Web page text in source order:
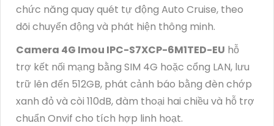
chức năng quay quét tự động Auto Cruise, theo
dõi chuyển động và phát hiện thông minh.
Camera 4G Imou IPC-S7XCP-6M1TED-EU hỗ
trợ kết nối mạng bằng SIM 4G hoặc cổng LAN, lưu
trữ lên đến 512GB, phát cảnh báo bằng đèn chớp
xanh đỏ và còi 110dB, đàm thoại hai chiều và hỗ trợ
chuẩn Onvif cho tích hợp linh hoạt.